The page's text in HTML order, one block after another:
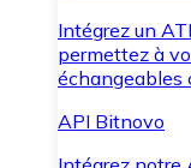
Intégrez un
permettez à
échangeables
API Bitnovo